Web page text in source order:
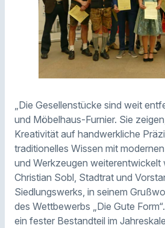
„Die Gesellenstücke sind weit
und Möbelhaus-Furnier. Sie
Kreativität auf handwerkliche
traditionelles Wissen mit
und Werkzeugen weiterentwickelt
Christian Sobl, Stadtrat und
Siedlungswerks, in seinem
des Wettbewerbs „Die Gute
ein fester Bestandteil im